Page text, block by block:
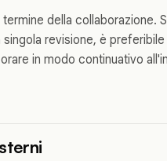
della collaborazione.
revisione, è
in modo continuativo